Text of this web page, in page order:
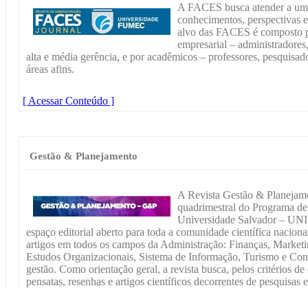
A FACES busca atender a
conhecimentos, perspectivas
alvo das FACES é composto
empresarial –
alta e média gerência, e por acadêmicos – professores,
áreas afins.
[ Acessar Conteúdo ]
Gestão & Planejamento
A Revista Gestão &
quadrimestral do Programa
Universidade Salvador –
espaço editorial aberto para toda a comunidade científica
artigos em todos os campos da Administração: Finanças,
Estudos Organizacionais, Sistema de Informação, Turismo e
gestão. Como orientação geral, a revista busca, pelos critérios
pensatas, resenhas e artigos científicos decorrentes de pesquisas